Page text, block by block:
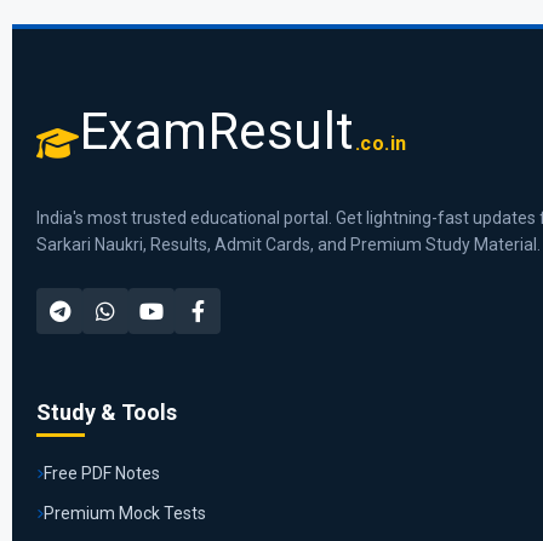
ExamResult .co.in
India's most trusted educational portal. Get lightning-fast updates
Sarkari Naukri, Results, Admit Cards, and Premium Study Material.
Study & Tools
Free PDF Notes
Premium Mock Tests